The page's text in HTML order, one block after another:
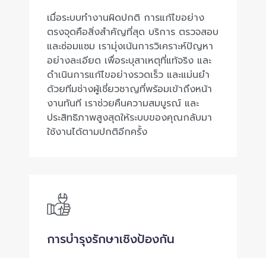
เมื่อระบบทำงานผิดปกติ การแก้ไขอย่าง
ตรงจุดคือสิ่งสำคัญที่สุด บริการ ตรวจสอบ
และซ่อมแซม เรามุ่งเน้นการวิเคราะห์ปัญหา
อย่างละเอียด เพื่อระบุสาเหตุที่แท้จริง และ
ดำเนินการแก้ไขอย่างรวดเร็ว และแม่นยำ
ด้วยทีมช่างผู้เชี่ยวชาญที่พร้อมเข้าถึงหน้า
งานทันที เราช่วยคืนความสมบูรณ์ และ
ประสิทธิภาพสูงสุดให้ระบบของคุณกลับมา
ใช้งานได้ตามปกติอีกครั้ง
การบำรุงรักษาเชิงป้องกัน